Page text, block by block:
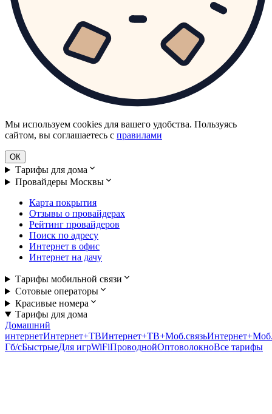
Мы используем cookies для вашего удобства. Пользуясь
сайтом, вы соглашаетесь с правилами
ОК
Тарифы для дома
Провайдеры Москвы
Карта покрытия
Отзывы о провайдерах
Рейтинг провайдеров
Поиск по адресу
Интернет в офис
Интернет на дачу
Тарифы мобильной связи
Сотовые операторы
Красивые номера
Тарифы для дома
Домашний
интернетИнтернет+ТВИнтернет+ТВ+Моб.связь
Гб/cБыстрыеДля игрWiFiПроводнойОптоволокноВсе тарифы